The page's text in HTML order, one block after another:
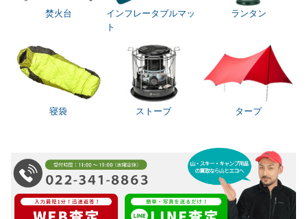
焚火台
インフレータブルマッ
ト
ランタン
寝袋 ストーブ タープ